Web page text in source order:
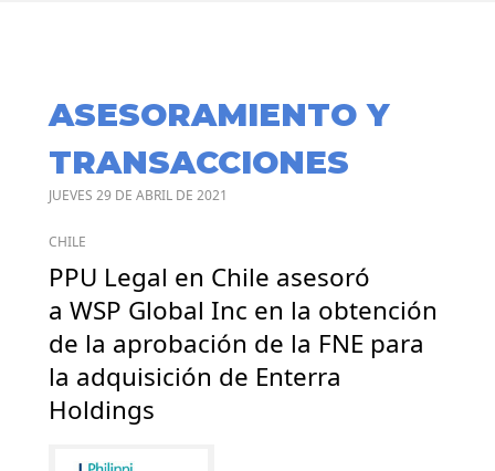
ASESORAMIENTO Y
TRANSACCIONES
JUEVES 29 DE ABRIL DE 2021
CHILE
PPU Legal en Chile asesoró
a WSP Global Inc en la obtención
de la aprobación de la FNE para
la adquisición de Enterra
Holdings